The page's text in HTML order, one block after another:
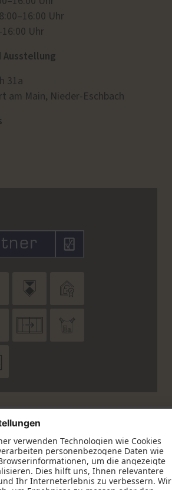
Uhr
Uhr
31a
am Main, Nieder-Eschbach
 
 
Impressum
Kontakt
Christian Reul © 2026